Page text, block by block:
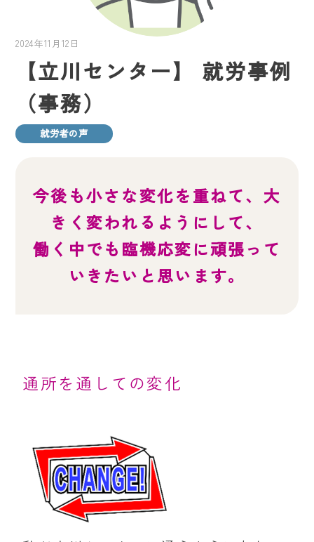
2024年11月12日
【立川センター】 就労事例
（事務）
就労者の声
今後も小さな変化を重ねて、大
きく変われるようにして、
働く中でも臨機応変に頑張って
いきたいと思います。
通所を通しての変化